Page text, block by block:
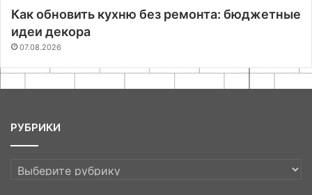
Как обновить кухню без ремонта: бюджетные
идеи декора
07.08.2026
РУБРИКИ
РУБРИКИ